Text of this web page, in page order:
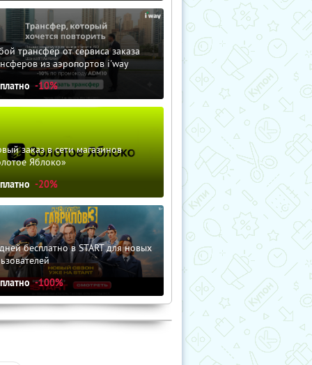
трансфер от сервиса заказа
из аэропортов i'way
-10%
заказ в сети магазинов
Яблоко»
-20%
бесплатно в START для новых
-100%